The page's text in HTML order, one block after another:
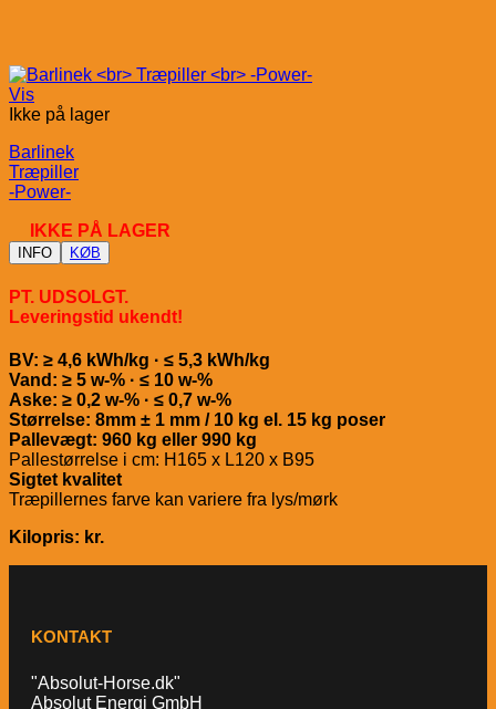
Vis
Ikke på lager
Barlinek
Træpiller
-Power-
IKKE PÅ LAGER
INFO KØB
PT. UDSOLGT.
Leveringstid ukendt!
BV: ≥ 4,6 kWh/kg · ≤ 5,3 kWh/kg
Vand: ≥ 5 w-% · ≤ 10 w-%
Aske: ≥ 0,2 w-% · ≤ 0,7 w-%
Størrelse: 8mm ± 1 mm / 10 kg el. 15 kg poser
Pallevægt: 960 kg eller 990 kg
Pallestørrelse i cm: H165 x L120 x B95
Sigtet kvalitet
Træpillernes farve kan variere fra lys/mørk
Kilopris: kr.
KONTAKT
"Absolut-Horse.dk"
Absolut Energi GmbH